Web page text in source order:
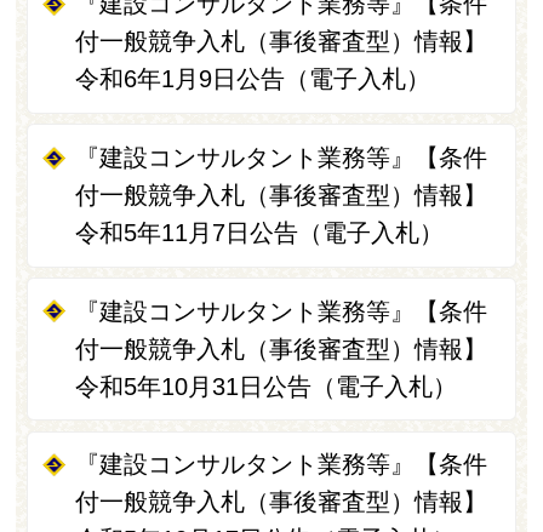
付一般競争入札（事後審査型）情報】
令和6年1月9日公告（電子入札）
『建設コンサルタント業務等』【条件
付一般競争入札（事後審査型）情報】
令和5年11月7日公告（電子入札）
『建設コンサルタント業務等』【条件
付一般競争入札（事後審査型）情報】
令和5年10月31日公告（電子入札）
『建設コンサルタント業務等』【条件
付一般競争入札（事後審査型）情報】